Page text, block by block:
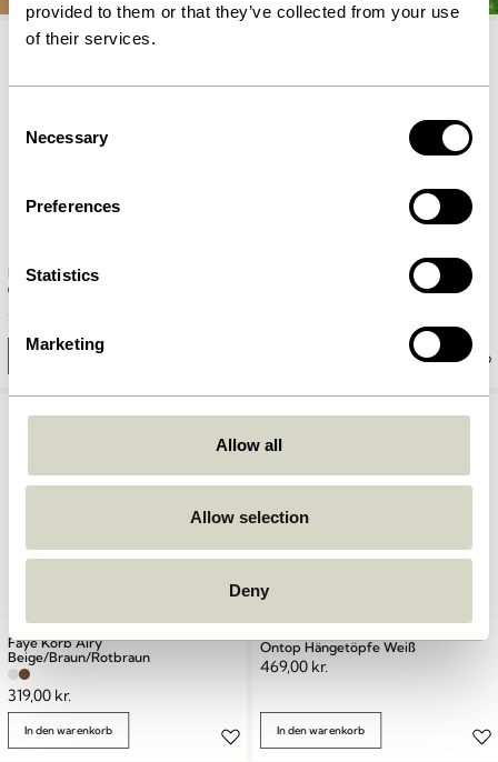
provided to them or that they’ve collected from your use
of their services.
Selection
Necessary
Preferences
Statistics
Marketing
Allow all
Allow selection
Deny
Flora Gießkanne Dunkelgrün
329,00
In den warenkorb
Faye Korb Airy
Beige/Braun/Rotbraun
319,00 kr.
In den warenkorb
Ontop Hängetöpfe Weiß
469,00 kr.
In den warenkorb